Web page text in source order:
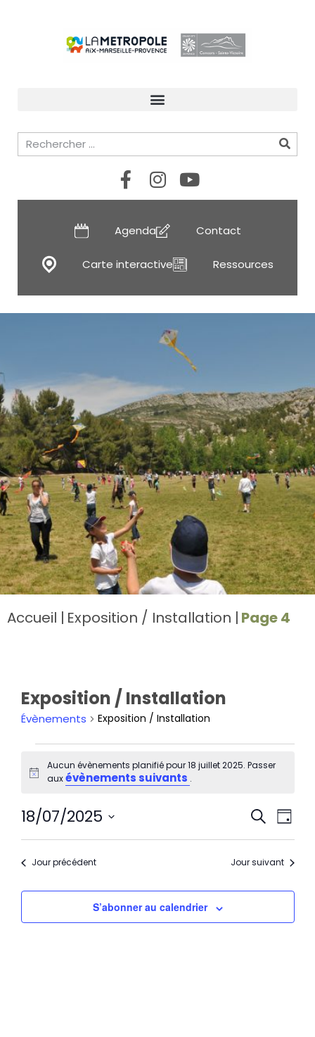
Agenda Contact
Carte interactive Ressources
Accueil Exposition / Installation Page 4
Exposition / Installation
Évènements Exposition / Installation
Notice
Aucun évènements planifié pour 18 juillet 2025. Passer
auxévènements suivants .
et
de
vues
Recherche
de
Jour
18/07/2025
date.
Jour précédent Jour suivant
S’abonner au calendrier